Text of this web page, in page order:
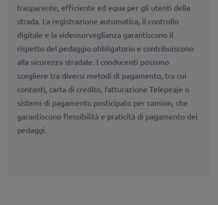
trasparente, efficiente ed equa per gli utenti della
strada. La registrazione automatica, il controllo
digitale e la videosorveglianza garantiscono il
rispetto del pedaggio obbligatorio e contribuiscono
alla sicurezza stradale. I conducenti possono
scegliere tra diversi metodi di pagamento, tra cui
contanti, carta di credito, fatturazione Telepeaje o
sistemi di pagamento posticipato per camion, che
garantiscono flessibilità e praticità di pagamento dei
pedaggi.